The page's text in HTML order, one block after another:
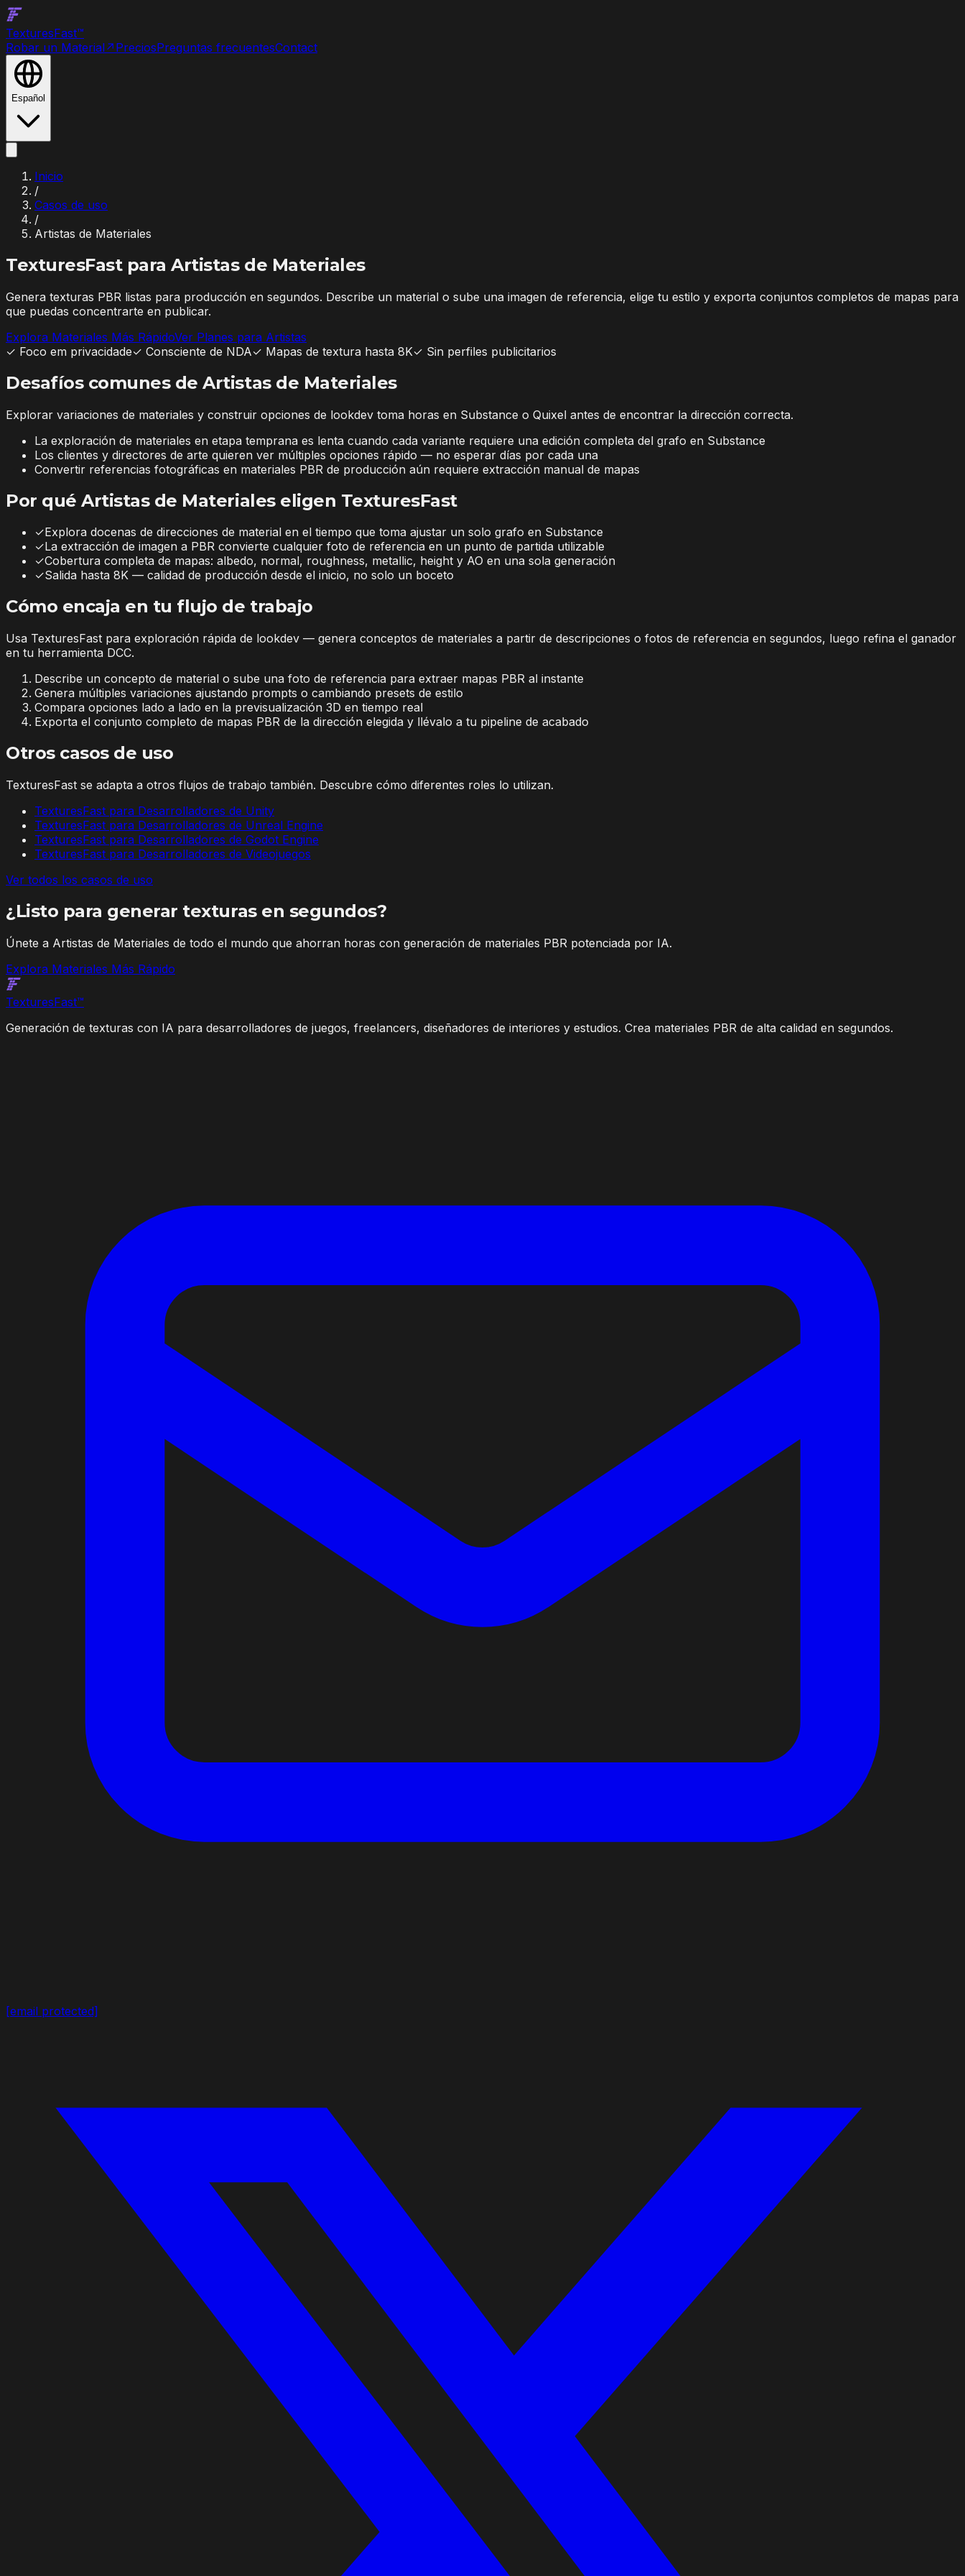
TexturesFast™
Robar un Material↗ PreciosPreguntas frecuentesContact
Español
Inicio
/
Casos de uso
/
Artistas de Materiales
TexturesFast paraArtistas de Materiales
Genera texturas PBR listas para producción en segundos. Describe un material o sube una imagen de referencia, elige tu estilo y exporta conjuntos completos de mapas para
que puedas concentrarte en publicar.
Explora Materiales Más RápidoVer Planes para Artistas
✓ Foco em privacidade✓ Consciente de NDA✓ Mapas de textura hasta 8K✓ Sin perfiles publicitarios
Desafíos comunes de Artistas de Materiales
Explorar variaciones de materiales y construir opciones de lookdev toma horas en Substance o Quixel antes de encontrar la dirección correcta.
La exploración de materiales en etapa temprana es lenta cuando cada variante requiere una edición completa del grafo en Substance
Los clientes y directores de arte quieren ver múltiples opciones rápido — no esperar días por cada una
Convertir referencias fotográficas en materiales PBR de producción aún requiere extracción manual de mapas
Por qué Artistas de Materiales eligen TexturesFast
✓Explora docenas de direcciones de material en el tiempo que toma ajustar un solo grafo en Substance
✓La extracción de imagen a PBR convierte cualquier foto de referencia en un punto de partida utilizable
✓Cobertura completa de mapas: albedo, normal, roughness, metallic, height y AO en una sola generación
✓Salida hasta 8K — calidad de producción desde el inicio, no solo un boceto
Cómo encaja en tu flujo de trabajo
Usa TexturesFast para exploración rápida de lookdev — genera conceptos de materiales a partir de descripciones o fotos de referencia en segundos, luego refina el ganador
en tu herramienta DCC.
Describe un concepto de material o sube una foto de referencia para extraer mapas PBR al instante
Genera múltiples variaciones ajustando prompts o cambiando presets de estilo
Compara opciones lado a lado en la previsualización 3D en tiempo real
Exporta el conjunto completo de mapas PBR de la dirección elegida y llévalo a tu pipeline de acabado
Otros casos de uso
TexturesFast se adapta a otros flujos de trabajo también. Descubre cómo diferentes roles lo utilizan.
TexturesFast para Desarrolladores de Unity
TexturesFast para Desarrolladores de Unreal Engine
TexturesFast para Desarrolladores de Godot Engine
TexturesFast para Desarrolladores de Videojuegos
Ver todos los casos de uso
¿Listo para generar texturas en segundos?
Únete a Artistas de Materiales de todo el mundo que ahorran horas con generación de materiales PBR potenciada por IA.
Explora Materiales Más Rápido
TexturesFast™
Generación de texturas con IA para desarrolladores de juegos, freelancers, diseñadores de interiores y estudios. Crea materiales PBR de alta calidad en segundos.
[email protected]